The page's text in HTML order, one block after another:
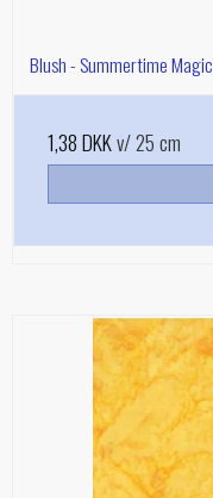
Blush - Summertime Magic
1,38 DKKv/ 25 cm